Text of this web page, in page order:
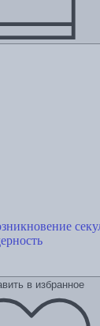
в избранное